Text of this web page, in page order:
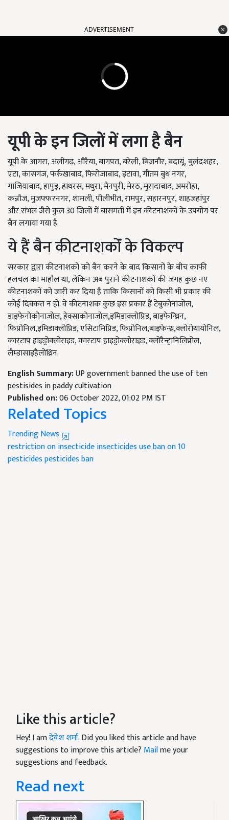
ADVERTISEMENT
यूपी के इन जिलों में लगा है बैन
यूपी के आगरा, अलीगढ़, औरैया, बागपत, बरेली, बिजनौर, बदायूं, बुलंदशहर,
एटा, कासगंज, फर्रुखाबाद, फिरोजाबाद, इटावा, गौतम बुध नगर,
गाजियाबाद, हापुड़, हाथरस, मथुरा, मैनपुरी, मेरठ, मुरादाबाद, अमरोहा,
कन्नौज, मुजफ्फरनगर, शामली, पीलीभीत, रामपुर, सहारनपुर, शाहजहांपुर
और संभल जैसे कुल 30 जिलों में बासमती में इन कीटनाशकों के उपयोग पर
बैन लगाया गया है.
ये हैं बैन कीटनाशकोंं के विकल्प
सरकार द्वारा कीटनाशकों को बैन करने के बाद किसानों के बीच काफी
हलचल का माहौल था, लेकिन अब पुराने कीटनाशकों की जगह कुछ नए
कीटनाशकों को जारी कर दिया है ताकि किसानों को किसी भी प्रकार की
कोई दिक्कत न हो. वे कीटनाशक कुछ इस प्रकार हैं टेबुकोनाजोल,
डाइफेनोकोनाजोल, हेक्साकोनाजोल,इमिडाक्लोप्रिड, बाइफेन्थ्रिन,
फिप्रोनिल,इमिडाक्लोप्रिड, एसिटामिप्रिड, फिप्रोनिल,बाइफेन्थ्र,क्लोरोथायोनिल,
कारटाप हाइड्रोक्लोराइड, कारटाप हाइड्रोक्लोराइड, क्लोरैन्ट्रानिलिप्रोल,
लैम्डासाइहैलोथ्रिन.
English Summary:UP government banned the use of ten
pestisides in paddy cultivation
Published on:06 October 2022, 01:02 PM IST
Related Topics
Trending News
restriction on insecticideinsecticides useban on 10
pesticidespesticides ban
Like this article?
Hey! I amदेवेश शर्मा. Did you liked this article and have
suggestions to improve this article? Mailme your
suggestions and feedback.
Read next